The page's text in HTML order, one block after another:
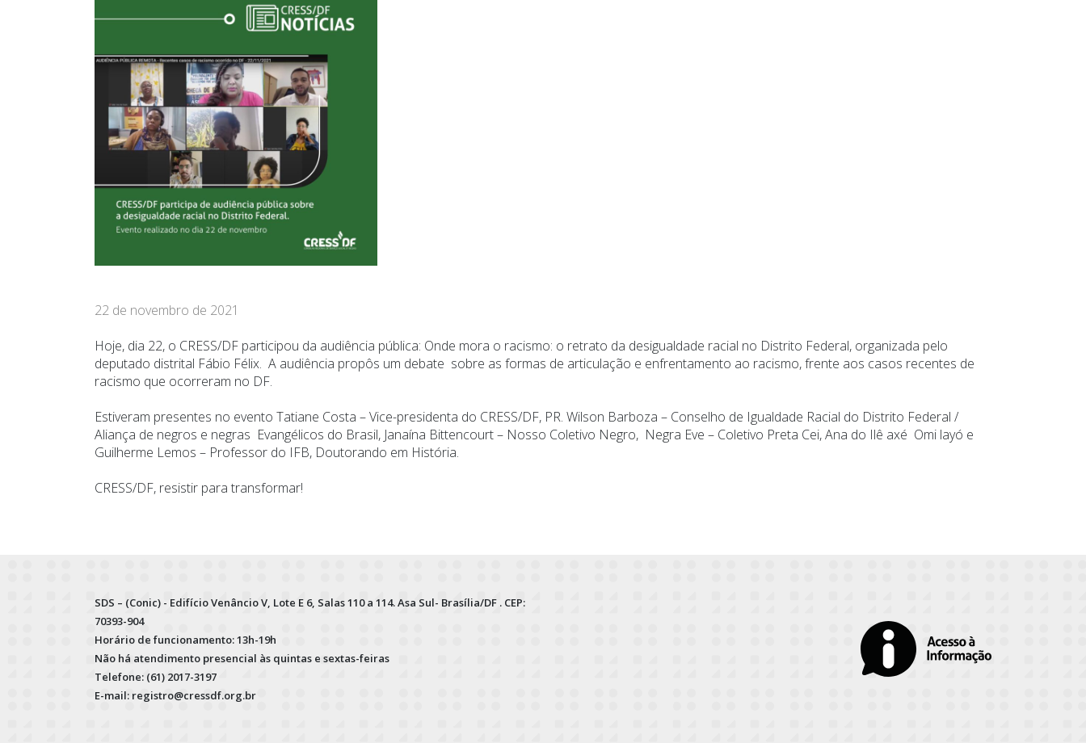
22 de novembro de 2021
Hoje, dia 22, o CRESS/DF participou da audiência pública: Onde mora o racismo: o retrato da desigualdade racial no Distrito Federal, organizada pelo
deputado distrital Fábio Félix. A audiência propôs um debate sobre as formas de articulação e enfrentamento ao racismo, frente aos casos recentes de
racismo que ocorreram no DF.
Estiveram presentes no evento Tatiane Costa – Vice-presidenta do CRESS/DF, PR. Wilson Barboza – Conselho de Igualdade Racial do Distrito Federal /
Aliança de negros e negras Evangélicos do Brasil, Janaína Bittencourt – Nosso Coletivo Negro, Negra Eve – Coletivo Preta Cei, Ana do Ilê axé Omi layó e
Guilherme Lemos – Professor do IFB, Doutorando em História.
CRESS/DF, resistir para transformar!
SDS – (Conic) - Edifício Venâncio V, Lote E 6, Salas 110 a 114. Asa Sul- Brasília/DF . CEP:
70393-904
Horário de funcionamento: 13h-19h
Não há atendimento presencial às quintas e sextas-feiras
Telefone: (61) 2017-3197
E-mail: registro@cressdf.org.br